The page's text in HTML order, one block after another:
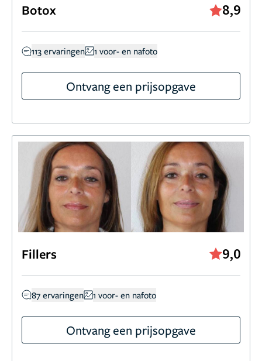
Botox 8,9
113 ervaringen 1 voor- en nafoto
Ontvang een prijsopgave
Fillers 9,0
87 ervaringen 1 voor- en nafoto
Ontvang een prijsopgave